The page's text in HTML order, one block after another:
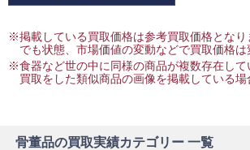
※掲載している買取価格は参考買取価格となり
でも状態、市場価値の変動などで買取価格は
※食器など世の中に同様の商品が複数存在して
買取をした類似商品の画像を掲載している場
骨董品の買取実績カテゴリー 一覧